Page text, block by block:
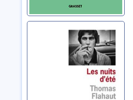
Les nuits d'été
Flahaut, Thomas